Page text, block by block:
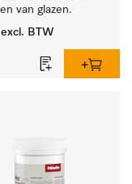
van glazen.
excl. BTW